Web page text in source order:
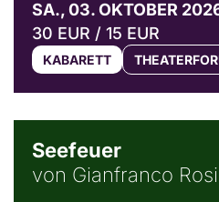
SA., 03. OKTOBER
30 EUR / 15 EUR
KABARETT
Seefeuer
von Gianfranco Rosi